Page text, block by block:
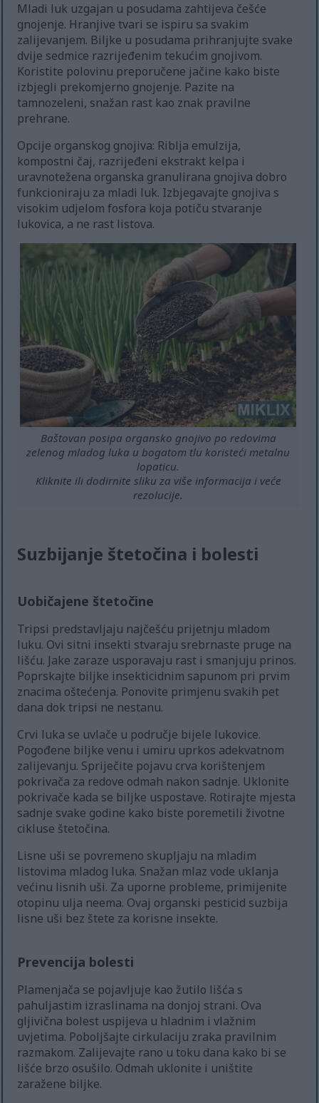
Mladi luk uzgajan u posudama zahtijeva češće
gnojenje. Hranjive tvari se ispiru sa svakim
zalijevanjem. Biljke u posudama prihranjujte svake
dvije sedmice razrijeđenim tekućim gnojivom.
Koristite polovinu preporučene jačine kako biste
izbjegli prekomjerno gnojenje. Pazite na
tamnozeleni, snažan rast kao znak pravilne
prehrane.
Opcije organskog gnojiva: Riblja emulzija,
kompostni čaj, razrijeđeni ekstrakt kelpa i
uravnotežena organska granulirana gnojiva dobro
funkcioniraju za mladi luk. Izbjegavajte gnojiva s
visokim udjelom fosfora koja potiču stvaranje
lukovica, a ne rast listova.
Baštovan posipa organsko gnojivo po redovima
zelenog mladog luka u bogatom tlu koristeći metalnu
lopaticu.
Kliknite ili dodirnite sliku za više informacija i veće
rezolucije.
Suzbijanje štetočina i bolesti
Uobičajene štetočine
Tripsi predstavljaju najčešću prijetnju mladom
luku. Ovi sitni insekti stvaraju srebrnaste pruge na
lišću. Jake zaraze usporavaju rast i smanjuju prinos.
Poprskajte biljke insekticidnim sapunom pri prvim
znacima oštećenja. Ponovite primjenu svakih pet
dana dok tripsi ne nestanu.
Crvi luka se uvlače u područje bijele lukovice.
Pogođene biljke venu i umiru uprkos adekvatnom
zalijevanju. Spriječite pojavu crva korištenjem
pokrivača za redove odmah nakon sadnje. Uklonite
pokrivače kada se biljke uspostave. Rotirajte mjesta
sadnje svake godine kako biste poremetili životne
cikluse štetočina.
Lisne uši se povremeno skupljaju na mladim
listovima mladog luka. Snažan mlaz vode uklanja
većinu lisnih uši. Za uporne probleme, primijenite
otopinu ulja neema. Ovaj organski pesticid suzbija
lisne uši bez štete za korisne insekte.
Prevencija bolesti
Plamenjača se pojavljuje kao žutilo lišća s
pahuljastim izraslinama na donjoj strani. Ova
gljivična bolest uspijeva u hladnim i vlažnim
uvjetima. Poboljšajte cirkulaciju zraka pravilnim
razmakom. Zalijevajte rano u toku dana kako bi se
lišće brzo osušilo. Odmah uklonite i uništite
zaražene biljke.